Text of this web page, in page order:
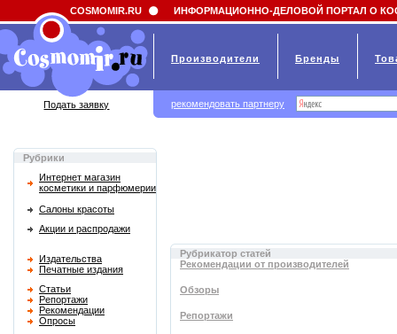
Field 'news_title' doesn't have a default value
Рубрики
Интернет магазин
косметики и парфюмерии
Салоны красоты
Акции и распродажи
Издательства
Печатные издания
Статьи
Репортажи
Рекомендации
Опросы
Рубрикатор статей
Рекомендации от производителей
Обзоры
Репортажи
COSMOMIR.RU ИНФОРМАЦИОННО-ДЕЛОВОЙ ПОРТАЛ О
Производители Бренды
Подать заявку рекомендовать партнеру